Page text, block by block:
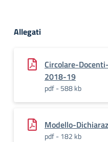
Allegati
Circolare-
2018-19
pdf - 588 kb
Modello-
pdf - 182 kb